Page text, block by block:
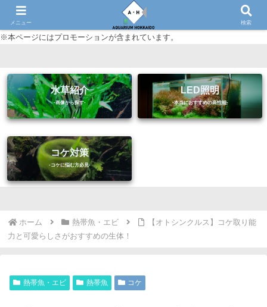
初心者に優しいアクアリウム（熱帯魚・水草等）情報サイト
※本ページにはプロモーションが含まれています。
水草紹介 LED照明
コケ対策
ホーム 熱帯魚・エビ
【オトシンクルス】コケ取り能
力と可愛らしさがおすすめの生体！
熱帯魚・エビ 熱帯魚 コケ
メニュー 検索